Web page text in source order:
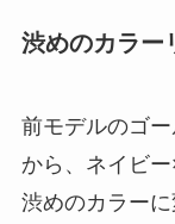
渋めのカラー
前モデルのゴ
から、ネイビ
渋めのカラーに